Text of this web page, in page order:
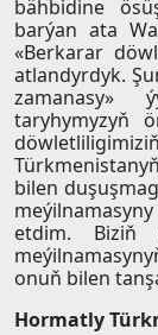
bähbidine
barýan ata
«Berkarar
atlandyrdyk.
zamanasy»
taryhymyzyň
bilen
etdim. Biziň
onuň bilen
Hormatly